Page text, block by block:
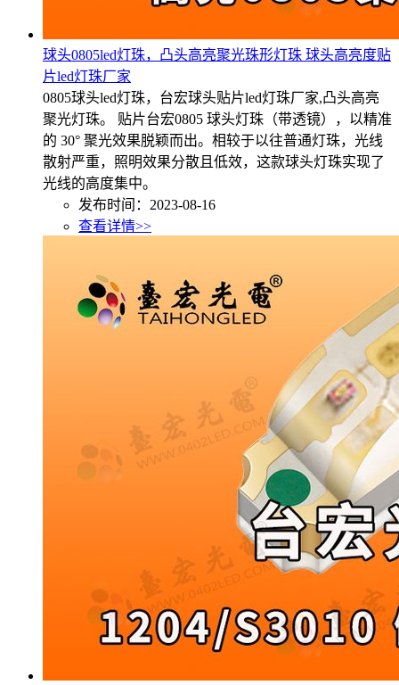
球头0805led灯珠，凸头高亮聚光珠形灯珠 球头高亮度贴
片led灯珠厂家
0805球头led灯珠，台宏球头贴片led灯珠厂家,凸头高亮
聚光灯珠。 贴片台宏0805 球头灯珠（带透镜），以精准
的 30° 聚光效果脱颖而出。相较于以往普通灯珠，光线
散射严重，照明效果分散且低效，这款球头灯珠实现了
光线的高度集中。
发布时间：2023-08-16
查看详情>>